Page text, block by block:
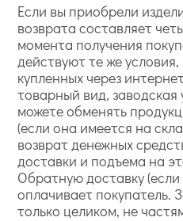
Если вы приобрели
возврата составляет
момента получения
действуют те же
купленных через
товарный вид, заводская
можете обменять
(если она имеется на
возврат денежных
доставки и подъема на
Обратную доставку
оплачивает покупатель.
только целиком, не